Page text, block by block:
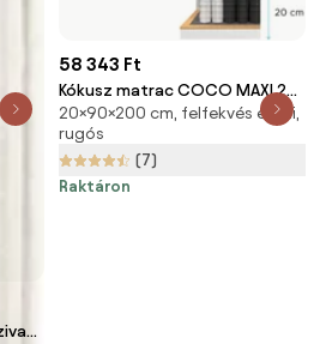
58 343 Ft
Kókusz matrac COCO MAXI 20
cm 90 x 200 cm Matracvédő:
Matracvédő nélkül
20×90×200 cm, felfekvés elleni,
rugós
(7)
Raktáron